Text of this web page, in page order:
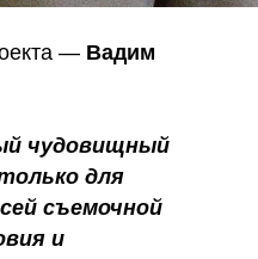
— Вадим
чудовищный
для
съемочной
и